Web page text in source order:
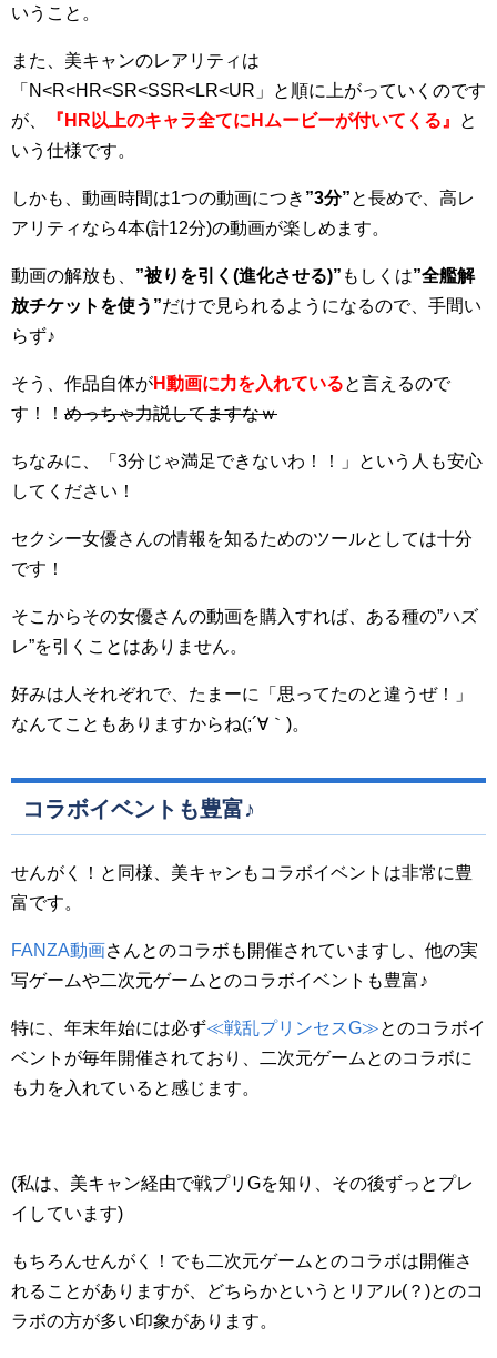
いうこと。
また、美キャンのレアリティは
「N<R<HR<SR<SSR<LR<UR」と順に上がっていくのです
が、
『 HR 以上のキャラ全てにH ムービーが付いてくる』
と
いう仕様です。
しかも、動画時間は1つの動画につき ”3分”と長めで、高レ
アリティなら4本(計12分)の動画が楽しめます。
動画の解放も、 ”被りを引く(進化させる)” もしくは”全艦解
放チケットを使う”だけで見られるようになるので、手間い
らず♪
そう、作品自体がH動画に力を入れていると言えるので
す！！ めっちゃ力説してますなｗ
ちなみに、「3分じゃ満足できないわ！！」という人も安心
してください！
セクシー女優さんの情報を知るためのツールとしては十分
です！
そこからその女優さんの動画を購入すれば、ある種の”ハズ
レ”を引くことはありません。
好みは人それぞれで、たまーに「思ってたのと違うぜ！」
なんてこともありますからね(;´∀｀)。
コラボイベントも豊富♪
せんがく！と同様、美キャンもコラボイベントは非常に豊
富です。
FANZA動画さんとのコラボも開催されていますし、他の実
写ゲームや二次元ゲームとのコラボイベントも豊富♪
特に、年末年始には必ず≪戦乱プリンセスG≫とのコラボイ
ベントが毎年開催されており、二次元ゲームとのコラボに
も力を入れていると感じます。
(私は、美キャン経由で戦プリGを知り、その後ずっとプレ
イしています)
もちろんせんがく！でも二次元ゲームとのコラボは開催さ
れることがありますが、どちらかというとリアル(？)とのコ
ラボの方が多い印象があります。